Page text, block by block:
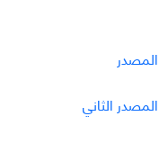
المصدر
المصدر الثاني